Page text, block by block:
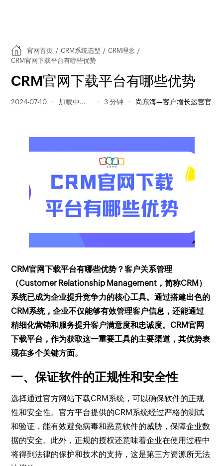
官网首页 / CRM系统选型 / CRM理念 /
CRM官网下载平台有哪些优势
CRM官网下载平台有哪些优势
2024-07-10 144 阅读量 3 分钟 尚东海—客户增长运营官
CRM官网下载平台有哪些优势？客户关系管理
（Customer Relationship Management，简称CRM）
系统已成为企业提升竞争力的核心工具。通过搭建出色的
CRM系统，企业不仅能够有效管理客户信息，还能通过
精细化营销和服务提升客户满意度和忠诚度。CRM官网
下载平台，作为获取这一重要工具的主要渠道，其优势表
现在多个关键方面。
一、保证软件的正规性和安全性
选择通过官方网站下载CRM系统，可以确保软件的正规
性和安全性。官方平台提供的CRM系统经过严格的测试
和验证，能有效避免病毒和恶意软件的威胁，保障企业数
据的安全。此外，正规的授权还意味着企业在使用过程中
将得到法律的保护和技术的支持，这是第三方资源所无法